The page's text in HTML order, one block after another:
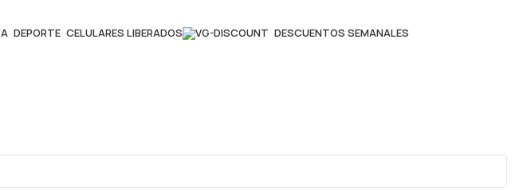
DEPORTE CELULARES LIBERADOS
DESCUENTOS SEMANALES